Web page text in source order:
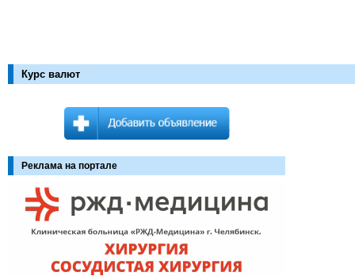
Курс валют
Реклама на портале